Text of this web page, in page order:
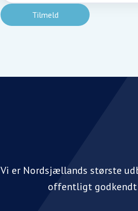
Vi er Nordsjællands største
offentligt godkendt